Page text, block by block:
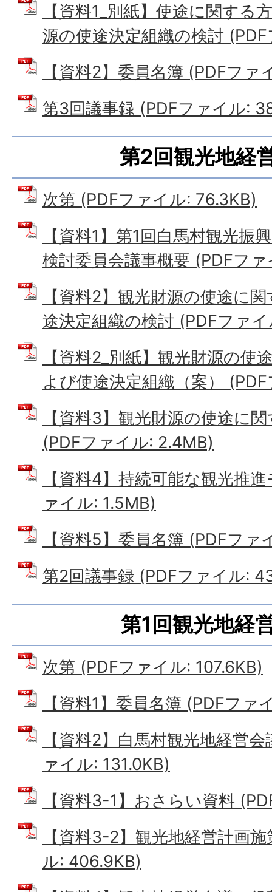
【資料1_別紙】使途に関する
源の使途決定組織の検討
【資料2】委員名簿 (PDFファ
第3回議事録 (PDFファイル:
第2回観光地経
次第 (PDFファイル: 76.3KB)
【資料1】第1回白馬村観光振
検討委員会議事概要 (PDFフ
【資料2】観光財源の使途に
途決定組織の検討 (PDFファ
【資料2_別紙】観光財源の使
よび使途決定組織（案）
【資料3】観光財源の使途に
(PDFファイル: 2.4MB)
【資料4】持続可能な観光推
ァイル: 1.5MB)
【資料5】委員名簿 (PDFファ
第2回議事録 (PDFファイル:
第1回観光地経
次第 (PDFファイル: 107.6KB)
【資料1】委員名簿 (PDFファ
【資料2】白馬村観光地経営
ァイル: 131.0KB)
【資料3-1】おさらい資料
【資料3-2】観光地経営計画
ル: 406.9KB)